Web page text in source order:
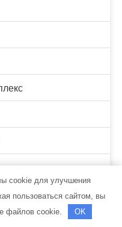
cookie для улучшения
пользоваться сайтом, вы
файлов cookie.
OK